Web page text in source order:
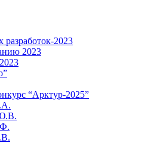
разработок-2023
2023
“Арктур-2025”